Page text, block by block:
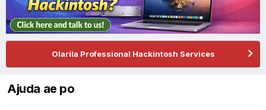
Olarila Professional Hackintosh Services
Ajuda ae po